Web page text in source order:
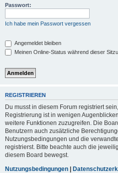
Passwort:
Ich habe mein Passwort vergessen
Angemeldet bleiben
Meinen Online-Status während dieser
REGISTRIEREN
Du musst in diesem Forum registriert
Registrierung ist in wenigen
weitere Funktionen zuzugreifen. Die
Benutzern auch zusätzliche
Nutzungsbedingungen und die
registrierst. Bitte beachte auch die
diesem Board bewegst.
Nutzungsbedingungen |